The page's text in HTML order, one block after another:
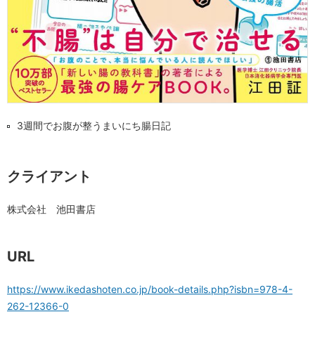
3週間でお腹が整うまいにち腸日記
クライアント
株式会社 池田書店
URL
https://www.ikedashoten.co.jp/book-details.php?isbn=978-4-
262-12366-0